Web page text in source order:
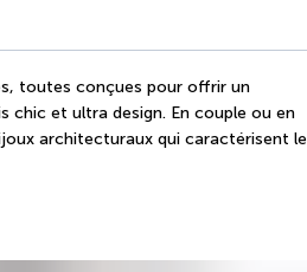
toutes conçues pour offrir un
chic et ultra design. En couple ou en
architecturaux qui caractérisent le